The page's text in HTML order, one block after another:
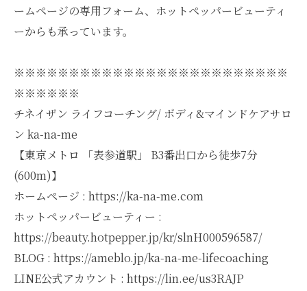
ームページの専用フォーム、ホットペッパービューティ
ーからも承っています。
※※※※※※※※※※※※※※※※※※※※※※※※※
※※※※※※
チネイザン ライフコーチング/ ボディ&マインドケアサロ
ン ka-na-me
【東京メトロ 「表参道駅」 B3番出口から徒歩7分
(600m)】
ホームページ : https://ka-na-me.com
ホットペッパービューティー :
https://beauty.hotpepper.jp/kr/slnH000596587/
BLOG : https://ameblo.jp/ka-na-me-lifecoaching
LINE公式アカウント : https://lin.ee/us3RAJP